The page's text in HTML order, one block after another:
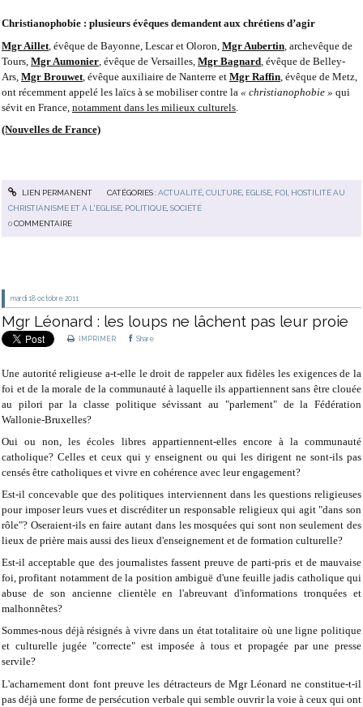
Christianophobie : plusieurs évêques demandent aux chrétiens d’agir
Mgr Aillet , évêque de Bayonne, Lescar et Oloron, Mgr Aubertin , archevêque de
Tours, Mgr Aumonier , évêque de Versailles, Mgr Bagnard , évêque de Belley-
Ars, Mgr Brouwet , évêque auxiliaire de Nanterre et Mgr Raffin , évêque de Metz,
ont récemment appelé les laïcs à se mobiliser contre la « christianophobie » qui
sévit en France, notamment dans les milieux culturels
(Nouvelles de France)
LIEN PERMANENT CATÉGORIES :ACTUALITÉ, CULTURE, EGLISE, FOI, HOSTILITÉ AU
CHRISTIANISME ET À L'EGLISE POLITIQUE ,SOCIÉTÉ
0COMMENTAIRE
mardi 18 octobre 2011
Mgr Léonard : les loups ne lâchent pas leur proie
IMPRIMER Share
Une autorité religieuse a-t-elle le droit de rappeler aux fidèles les exigences de la
foi et de la morale de la communauté à laquelle ils appartiennent sans être clouée
au pilori par la classe politique sévissant au "parlement" de la Fédération
Wallonie-Bruxelles?
Oui ou non, les écoles libres appartiennent-elles encore à la communauté
catholique? Celles et ceux qui y enseignent ou qui les dirigent ne sont-ils pas
censés être catholiques et vivre en cohérence avec leur engagement?
Est-il concevable que des politiques interviennent dans les questions religieuses
pour imposer leurs vues et discréditer un responsable religieux qui agit "dans son
rôle"? Oseraient-ils en faire autant dans les mosquées qui sont non seulement des
lieux de prière mais aussi des lieux d'enseignement et de formation culturelle?
Est-il acceptable que des journalistes fassent preuve de parti-pris et de mauvaise
foi, profitant notamment de la position ambiguë d'une feuille jadis catholique qui
abuse de son ancienne clientèle en l'abreuvant d'informations tronquées et
malhonnêtes?
Sommes-nous déjà résignés à vivre dans un état totalitaire où une ligne politique
et culturelle jugée "correcte" est imposée à tous et propagée par une presse
servile?
L'acharnement dont font preuve les détracteurs de Mgr Léonard ne constitue-t-il
pas déjà une forme de persécution verbale qui semble ouvrir la voie à ceux qui ont